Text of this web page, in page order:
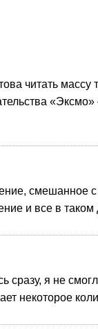
читать массу
смешанное
и все в таком
сразу, я не
некоторое